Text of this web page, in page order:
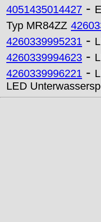
4051435014427 -
Typ MR84ZZ
4260339995231 -
4260339994623 -
4260339996221 -
LED